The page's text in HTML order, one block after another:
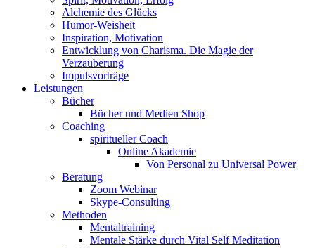
Alchemie des Glücks
Humor-Weisheit
Inspiration, Motivation
Entwicklung von Charisma. Die Magie der
Verzauberung
Impulsvorträge
Leistungen
Bücher
Bücher und Medien Shop
Coaching
spiritueller Coach
Online Akademie
Von Personal zu Universal Power
Beratung
Zoom Webinar
Skype-Consulting
Methoden
Mentaltraining
Mentale Stärke durch Vital Self Meditation